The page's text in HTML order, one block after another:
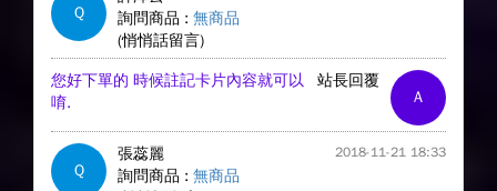
Q 詢問商品 : 無商品
(悄悄話留言)
A
站長回覆
您好下單的 時候註記卡片內容就可以
唷.
Q
張蕊麗 2018-11-21 18:33
詢問商品 : 無商品